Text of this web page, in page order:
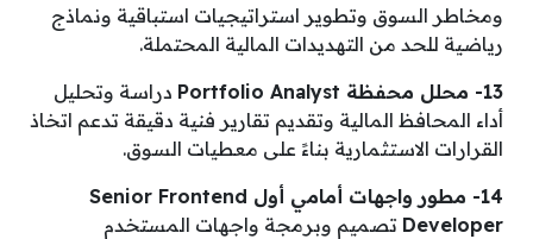
ومخاطر السوق وتطوير استراتيجيات استباقية ونماذج
رياضية للحد من التهديدات المالية المحتملة.
13- محلل محفظة Portfolio Analyst
دراسة وتحليل
أداء المحافظ المالية وتقديم تقارير فنية دقيقة تدعم اتخاذ
القرارات الاستثمارية بناءً على معطيات السوق.
14- مطور واجهات أمامي أول Senior Frontend
Developer تصميم وبرمجة واجهات المستخدم